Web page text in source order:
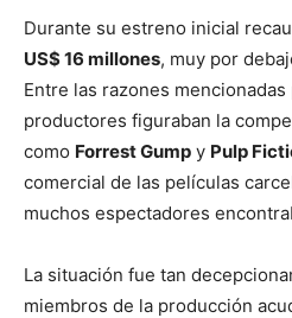
Durante su estreno inicial
US$ 16 millones, muy por
Entre las razones
productores figuraban la
como Forrest Gump y Pulp
comercial de las películas
muchos espectadores
La situación fue tan
miembros de la producción